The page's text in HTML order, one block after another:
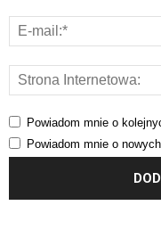
Powiadom mnie o
Powiadom mnie o